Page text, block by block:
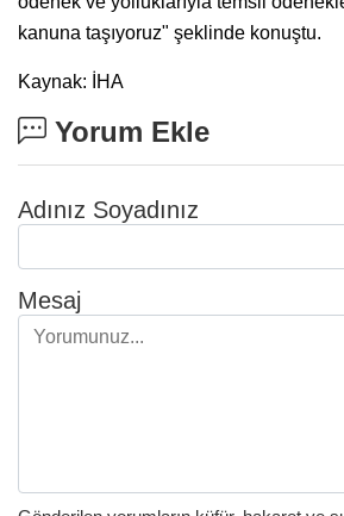
kanuna taşıyoruz" şeklinde konuştu.
Kaynak: İHA
Yorum Ekle
Adınız Soyadınız
Mesaj